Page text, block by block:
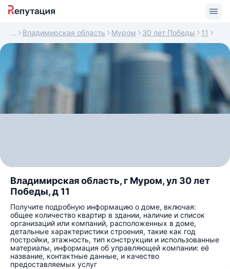
Владимирская область Муром 30 лет Победы 11
Владимирская область, г Муром, ул 30 лет
Победы, д 11
Получите подробную информацию о доме, включая:
общее количество квартир в здании, наличие и список
организаций или компаний, расположенных в доме,
детальные характеристики строения, такие как год
постройки, этажность, тип конструкции и использованные
материалы, информация об управляющей компании: её
название, контактные данные, и качество
предоставляемых услуг